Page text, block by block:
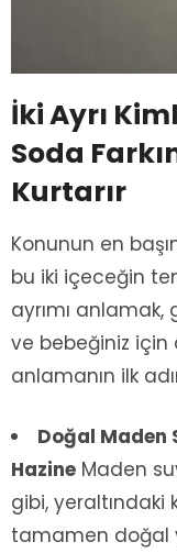
İki Ayrı
Soda
Kurtarır
Konunun en
bu iki içeceğin
ayrımı
ve bebeğiniz için
anlamanın ilk
Doğal Maden
Hazine Maden
gibi, yeraltındaki
tamamen doğal